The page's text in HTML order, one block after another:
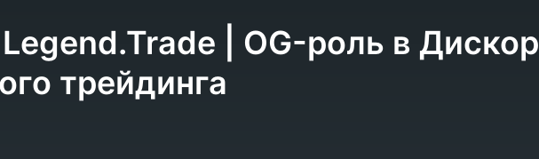
| OG-роль в
трейдинга